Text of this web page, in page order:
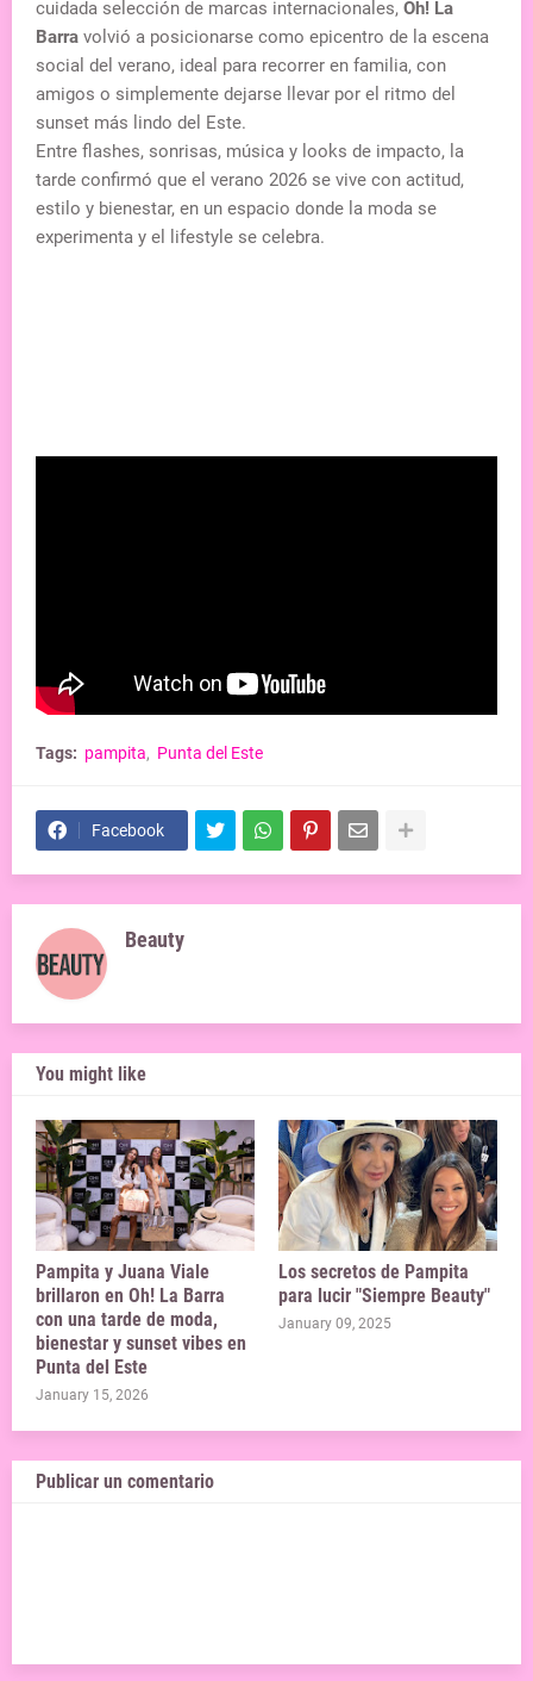
cuidada selección de marcas internacionales, Oh! La
Barra volvió a posicionarse como epicentro de la escena
social del verano, ideal para recorrer en familia, con
amigos o simplemente dejarse llevar por el ritmo del
sunset más lindo del Este.
Entre flashes, sonrisas, música y looks de impacto, la
tarde confirmó que el verano 2026 se vive con actitud,
estilo y bienestar, en un espacio donde la moda se
experimenta y el lifestyle se celebra.
Tags: pampita Punta del Este
Facebook
Beauty
You might like
Pampita y Juana Viale
brillaron en Oh! La Barra
con una tarde de moda,
bienestar y sunset vibes en
Punta del Este
January 15, 2026
Los secretos de Pampita
para lucir "Siempre Beauty"
January 09, 2025
Publicar un comentario